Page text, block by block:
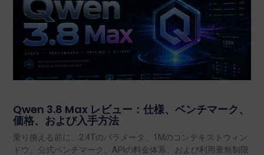
Qwen 3.8 Max レビュー：仕様、ベンチマーク、
価格、および入手方法
乗り換える前に、2.4Tのパラメータ、1Mのコンテキストウィン
ドウ、公式ベンチマーク、APIの料金体系、および利用量無制限